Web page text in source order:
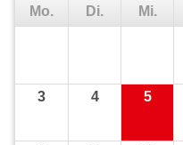
Mo. Di. Mi.
3 4 5